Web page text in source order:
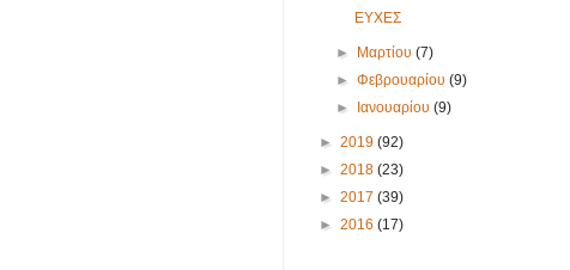
ΕΥΧΕΣ
► Μαρτίου(7)
►Φεβρουαρίου(9)
►
Ιανουαρίου(9)
► 2019 (92)
► 2018 (23)
► 2017 (39)
► 2016 (17)